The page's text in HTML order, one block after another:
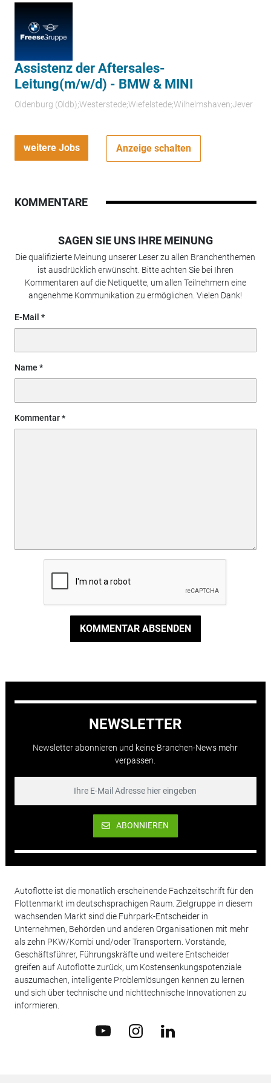
Assistenz der Aftersales-
Leitung(m/w/d) - BMW & MINI
Oldenburg (Oldb);Westerstede;Wiefelstede;Wilhelmshaven;Jever
weitere Jobs Anzeige schalten
KOMMENTARE
SAGEN SIE UNS IHRE MEINUNG
Die qualifizierte Meinung unserer Leser zu allen Branchenthemen
ist ausdrücklich erwünscht. Bitte achten Sie bei Ihren
Kommentaren auf die Netiquette, um allen Teilnehmern eine
angenehme Kommunikation zu ermöglichen. Vielen Dank!
E-Mail
Name
Kommentar
KOMMENTAR ABSENDEN
NEWSLETTER
Newsletter abonnieren und keine Branchen-News mehr
verpassen.
ABONNIEREN
Autoflotte ist die monatlich erscheinende Fachzeitschrift für den
Flottenmarkt im deutschsprachigen Raum. Zielgruppe in diesem
wachsenden Markt sind die Fuhrpark-Entscheider in
Unternehmen, Behörden und anderen Organisationen mit mehr
als zehn PKW/Kombi und/oder Transportern. Vorstände,
Geschäftsführer, Führungskräfte und weitere Entscheider
greifen auf Autoflotte zurück, um Kostensenkungspotenziale
auszumachen, intelligente Problemlösungen kennen zu lernen
und sich über technische und nichttechnische Innovationen zu
informieren.